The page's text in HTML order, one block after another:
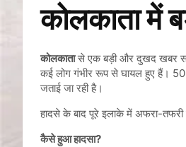
कोलकाता में
कोलकातासे एक बड़ी और दुखद खबर
कई लोग गंभीर रूप से घायल हुए हैं।
जताई जा रही है।
हादसे के बाद पूरे इलाके में अफरा-
कैसे हुआ हादसा?